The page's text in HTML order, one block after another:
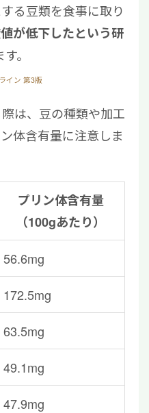
る豆類を食事に取り
が低下したという研
。
イン 第3版
は、豆の種類や加工
体含有量に注意しま
プリン体含有量
（100gあたり）
56.6mg
172.5mg
63.5mg
49.1mg
47.9mg